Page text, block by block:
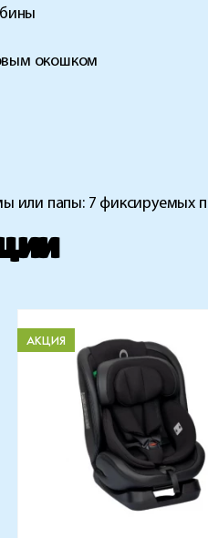
окошком
или папы: 7 фиксируемых
АКЦИЯ